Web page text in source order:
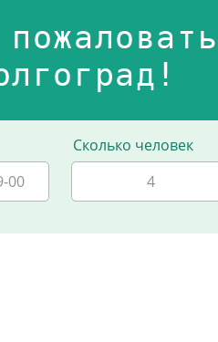
2026 09-00
Сколько человек